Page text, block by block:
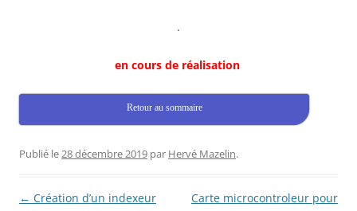
.
en cours de réalisation
Retour au sommaire
Publié le28 décembre 2019 par Hervé Mazelin.
Navigation
← Création d’un indexeur
Carte microcontroleur pour